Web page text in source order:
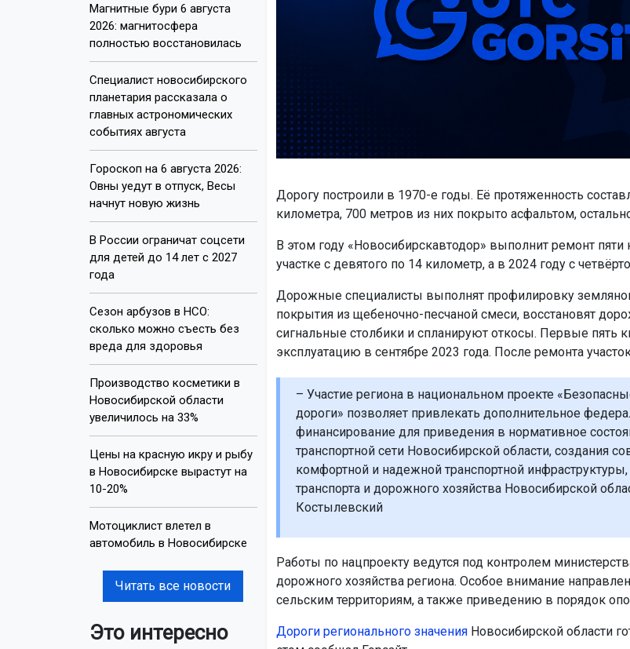
Магнитные бури 6 августа
2026: магнитосфера
полностью восстановилась
Специалист новосибирского
планетария рассказала о
главных астрономических
событиях августа
Гороскоп на 6 августа 2026:
Овны уедут в отпуск, Весы
начнут новую жизнь
В России ограничат соцсети
для детей до 14 лет с 2027
года
Сезон арбузов в НСО:
сколько можно съесть без
вреда для здоровья
Производство косметики в
Новосибирской области
увеличилось на 33%
Цены на красную икру и рыбу
в Новосибирске вырастут на
10-20%
Мотоциклист влетел в
автомобиль в Новосибирске
Читать все новости
Это интересно
Дорогу построили в 1970-е годы. Её протяженность
километра, 700 метров из них покрыто асфальтом,
В этом году «Новосибирскавтодор» выполнит ремонт пяти
участке с девятого по 14 километр, а в 2024 году с
Дорожные специалисты выполнят профилировку
покрытия из щебеночно-песчаной смеси, восстановят
сигнальные столбики и спланируют откосы. Первые пять
эксплуатацию в сентябре 2023 года. После ремонта
– Участие региона в национальном проекте
дороги» позволяет привлекать дополнительное
финансирование для приведения в нормативное
транспортной сети Новосибирской области, создания
комфортной и надежной транспортной
транспорта и дорожного хозяйства Новосибирской
Костылевский
Работы по нацпроекту ведутся под контролем
дорожного хозяйства региона. Особое внимание
сельским территориям, а также приведению в порядок
Дороги регионального значенияНовосибирской области